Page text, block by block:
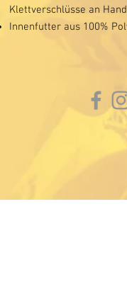
Klettverschlüsse an
Innenfutter aus 100%